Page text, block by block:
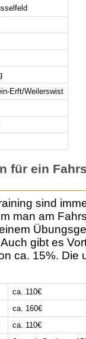
Erft/Weilerswist
für ein
sind
man am
gibt es
ca. 15%. Die
ca. 110€
ca. 160€
ca. 110€